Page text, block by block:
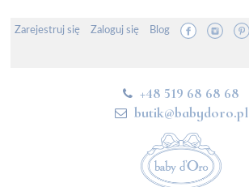
Zarejestruj się Zaloguj się Blog
+48 519 68 68 68
butik@babydoro.pl